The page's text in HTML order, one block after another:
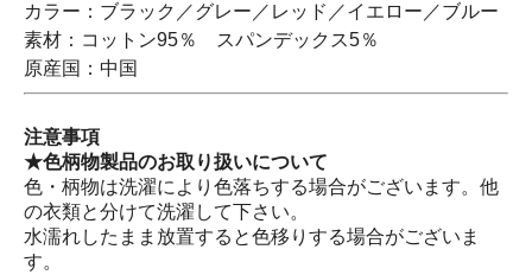
カラー：ブラック／グレー／レッド／イエロー／ブルー
素材：コットン95％ スパンデックス5％
原産国：中国
注意事項
★色柄物製品のお取り扱いについて
色・柄物は洗濯により色落ちする場合がございます。他
の衣類と分けて洗濯して下さい。
水濡れしたまま放置すると色移りする場合がございま
す。